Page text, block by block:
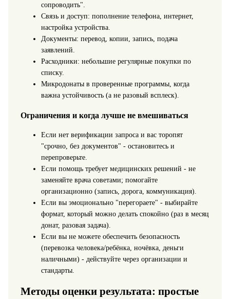
сопроводить".
Связь и доступ: пополнение телефона, интернет,
настройка устройства.
Документы: перевод, копии, запись, подача
заявлений.
Расходники: небольшие регулярные покупки по
списку.
Микродонаты в проверенные программы, когда
важна устойчивость (а не разовый всплеск).
Ограничения и когда лучше не вмешиваться
Если нет верификации запроса и вас торопят
"срочно, без документов" - остановитесь и
перепроверьте.
Если помощь требует медицинских решений - не
заменяйте врача советами; помогайте
организационно (запись, дорога, коммуникация).
Если вы эмоционально "перегораете" - выбирайте
формат, который можно делать спокойно (раз в месяц
донат, разовая задача).
Если вы не можете обеспечить безопасность
(перевозка человека/ребёнка, ночёвка, деньги
наличными) - действуйте через организации и
стандарты.
Методы оценки результата: простые